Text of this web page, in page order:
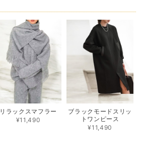
リラックスマフラー
¥11,490
ブラックモードスリッ
トワンピース
¥11,490